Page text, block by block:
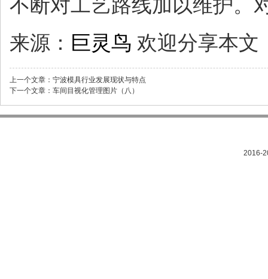
不断对工艺路线加以维护。
来源： 巨灵鸟 欢迎分享本文
上一个文章： 宁波模具行业发展现状与特点
下一个文章： 车间目视化管理图片（八）
2016-